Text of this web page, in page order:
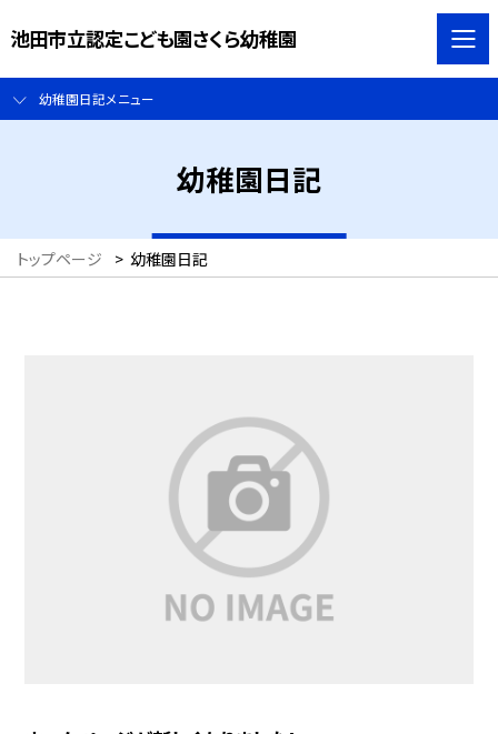
池田市立認定こども園さくら幼稚園
幼稚園日記メニュー
幼稚園日記
トップページ > 幼稚園日記